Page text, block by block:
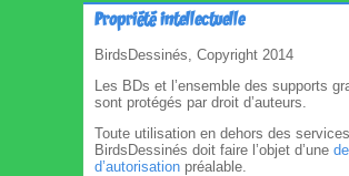
Propriété intellectuelle
BirdsDessinés, Copyright 2014
Les BDs et l’ensemble des supports
sont protégés par droit d’auteurs.
Toute utilisation en dehors des services
BirdsDessinés doit faire l’objet d’une
d’autorisation préalable.